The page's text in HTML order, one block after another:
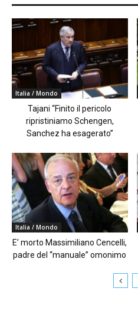
Italia / Mondo
Tajani “Finito il pericolo
ripristiniamo Schengen,
Sanchez ha esagerato”
Italia / Mondo
E’ morto Massimiliano Cencelli,
padre del “manuale” omonimo